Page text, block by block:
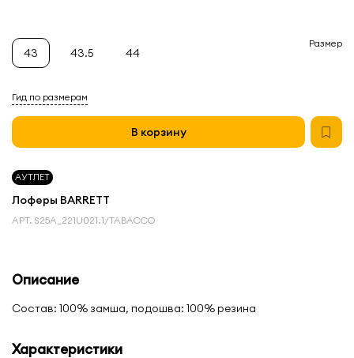
АУТЛЕТ
Лоферы BARRETT
АРТ. S25A_221U021.1/TABACCO
Гид по размерам
В корзину
Размер
43 43.5 44
Описание
Состав: 100% замша, подошва: 100% резина
Характеристики